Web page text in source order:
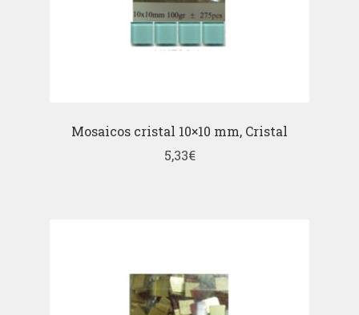
Mosaicos cristal 10×10 mm, Cristal
5,33€